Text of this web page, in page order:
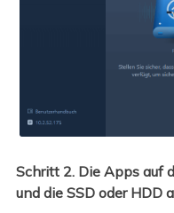
Schritt 2. Die Apps auf
und die SSD oder HDD